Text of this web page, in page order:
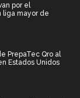
por el
liga mayor de
PrepaTec Qro al
Estados Unidos